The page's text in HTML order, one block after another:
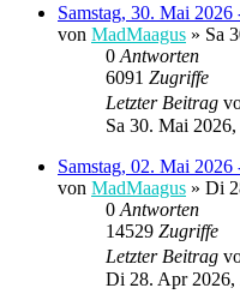
Samstag, 30. Mai
von MadMaagus » Sa
0 Antworten
6091 Zugriffe
Letzter Beitrag
Sa 30. Mai
Samstag, 02. Mai
von MadMaagus » Di
0 Antworten
14529 Zugriffe
Letzter Beitrag
Di 28. Apr 2026,